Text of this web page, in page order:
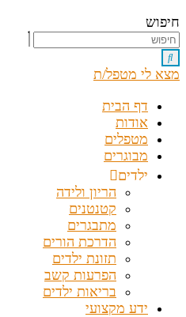
חיפוש
מצא לי מטפל/ת
דף הבית
אודות
מטפלים
מבוגרים
ילדים
הריון ולידה
קטנטנים
מתבגרים
הדרכת הורים
תזונת ילדים
הפרעות קשב
בריאות ילדים
ידע מקצועי